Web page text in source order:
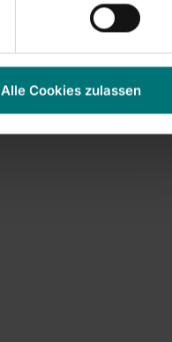
Alle Cookies zulassen